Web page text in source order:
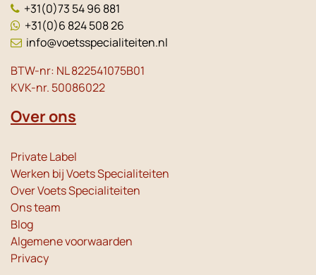
+31(0)73 54 96 881
+31(0)6 824 508 26
info@voetsspecialiteiten.nl
BTW-nr: NL 822541075B01
KVK-nr. 50086022
Over ons
Private Label
Werken bij Voets Specialiteiten
Over Voets Specialiteiten
Ons team
Blog
Algemene voorwaarden
Privacy